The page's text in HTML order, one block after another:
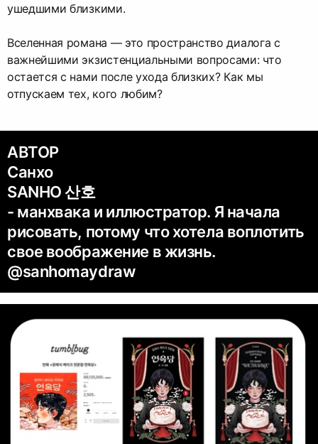
ушедшими близкими.
Вселенная романа — это пространство диалога с
важнейшими экзистенциальными вопросами: что
остается с нами после ухода близких? Как мы
отпускаем тех, кого любим?
АВТОР
Санхо
SANHO 산호
- манхвака и иллюстратор. Я начала
рисовать, потому что хотела воплотить
свое воображение в жизнь.
@sanhomaydraw